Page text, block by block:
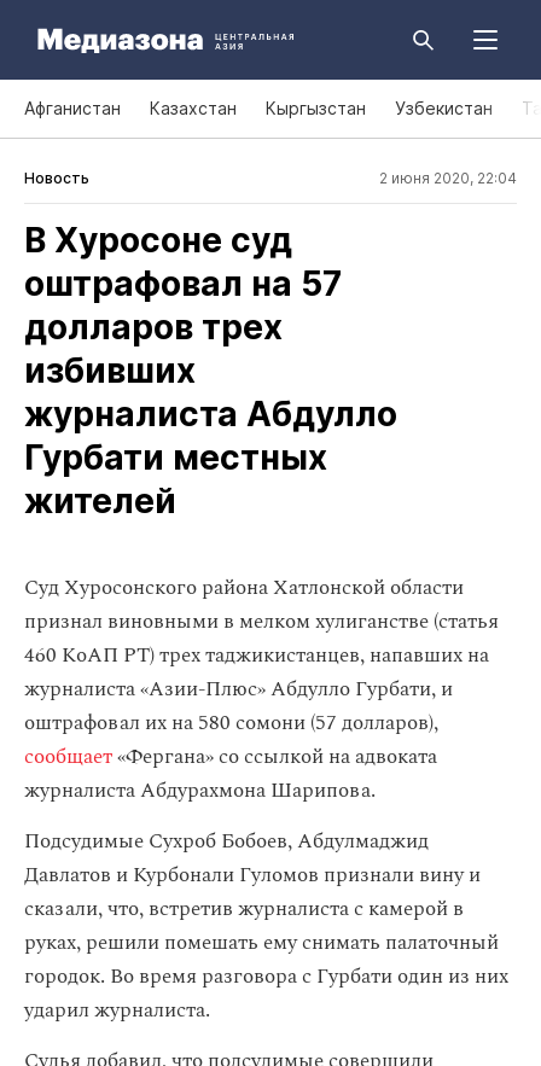
Афганистан Казахстан Кыргызстан Узбекистан
Новость 2 июня 2020, 22:04
В Хуросоне суд
оштрафовал на 57
долларов трех
избивших
журналиста Абдулло
Гурбати местных
жителей
Суд Хуросонского района Хатлонской области
признал виновными в мелком хулиганстве (статья
460 КоАП РТ) трех таджикистанцев, напавших на
журналиста «Азии-Плюс» Абдулло Гурбати, и
оштрафовал их на 580 сомони (57 долларов),
сообщает«Фергана» со ссылкой на адвоката
журналиста Абдурахмона Шарипова.
Подсудимые Сухроб Бобоев, Абдулмаджид
Давлатов и Курбонали Гуломов признали вину и
сказали, что, встретив журналиста с камерой в
руках, решили помешать ему снимать палаточный
городок. Во время разговора с Гурбати один из них
ударил журналиста.